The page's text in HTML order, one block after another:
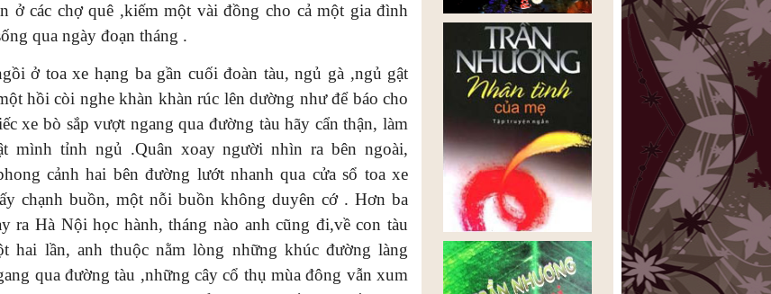
ở các chợ quê ,kiếm một vài đồng cho cả một gia đình
qua ngày đoạn tháng .
ở toa xe hạng ba gần cuối đoàn tàu, ngủ gà ,ngủ gật
hồi còi nghe khàn khàn rúc lên dường như để báo cho
xe bò sắp vượt ngang qua đường tàu hãy cẩn thận, làm
mình tỉnh ngủ .Quân xoay người nhìn ra bên ngoài,
cảnh hai bên đường lướt nhanh qua cửa sổ toa xe
chạnh buồn, một nỗi buồn không duyên cớ . Hơn ba
ra Hà Nội học hành, tháng nào anh cũng đi,về con tàu
hai lần, anh thuộc nằm lòng những khúc đường làng
qua đường tàu ,những cây cổ thụ mùa đông vẫn xum